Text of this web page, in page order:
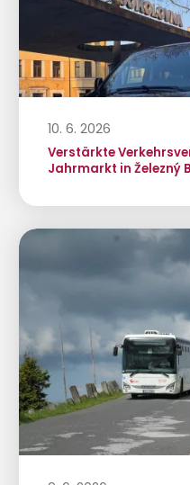
10. 6. 2026
Verstärkte
Jahrmarkt in Železný